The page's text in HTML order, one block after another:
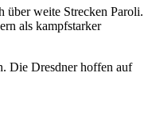
über weite Strecken Paroli.
als kampfstarker
Die Dresdner hoffen auf